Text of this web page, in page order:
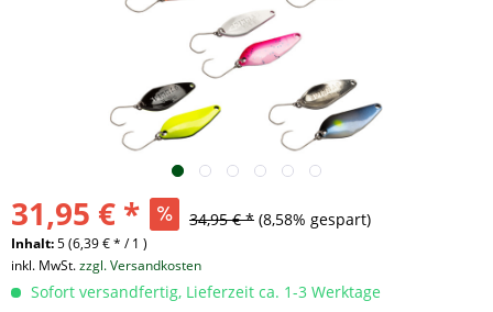
31,95 € * 34,95 € * (8,58% gespart)
Inhalt:5 (6,39 € * / 1 )
inkl. MwSt.zzgl. Versandkosten
Sofort versandfertig, Lieferzeit ca. 1-3 Werktage